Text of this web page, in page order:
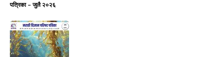
पत्रिका – जुलै २०२६